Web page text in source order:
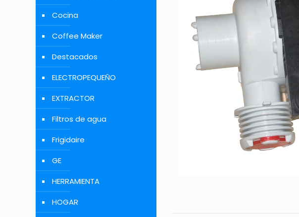
Cocina
Coffee Maker
Destacados
ELECTROPEQUEÑO
EXTRACTOR
Filtros de agua
Frigidaire
GE
HERRAMIENTA
HOGAR